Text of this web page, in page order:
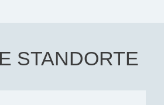
STANDORTE